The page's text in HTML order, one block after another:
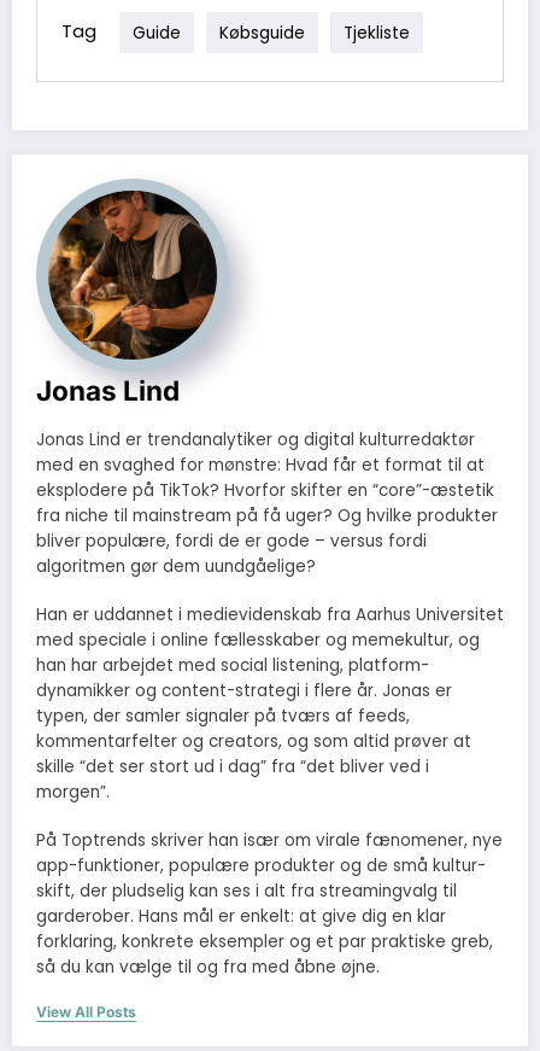
fotos og intakt frisure resten af dagen.
tidløse stykker du kan genbruge bagefter, og vælg naturlige fibre
som holder formen og ånder bedre. Små ting som at opdatere
Tag Guide Købsguide Tjekliste
Jonas Lind
Jonas Lind er trendanalytiker og digital kulturredaktør
med en svaghed for mønstre: Hvad får et format til at
eksplodere på TikTok? Hvorfor skifter en “core”-æstetik
fra niche til mainstream på få uger? Og hvilke produkter
bliver populære, fordi de er gode – versus fordi
algoritmen gør dem uundgåelige?
Han er uddannet i medievidenskab fra Aarhus Universitet
med speciale i online fællesskaber og memekultur, og
han har arbejdet med social listening, platform-
dynamikker og content-strategi i flere år. Jonas er
typen, der samler signaler på tværs af feeds,
kommentarfelter og creators, og som altid prøver at
skille “det ser stort ud i dag” fra “det bliver ved i
morgen”.
På Toptrends skriver han især om virale fænomener, nye
app-funktioner, populære produkter og de små kultur-
skift, der pludselig kan ses i alt fra streamingvalg til
garderober. Hans mål er enkelt: at give dig en klar
forklaring, konkrete eksempler og et par praktiske greb,
så du kan vælge til og fra med åbne øjne.
View All Posts